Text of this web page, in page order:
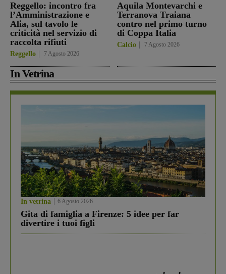
Reggello: incontro fra
l’Amministrazione e
Alia, sul tavolo le
criticità nel servizio di
raccolta rifiuti
Reggello 7 Agosto 2026
Aquila Montevarchi e
Terranova Traiana
contro nel primo turno
di Coppa Italia
Calcio 7 Agosto 2026
In Vetrina
In vetrina 6 Agosto 2026
Gita di famiglia a Firenze: 5 idee per far
divertire i tuoi figli